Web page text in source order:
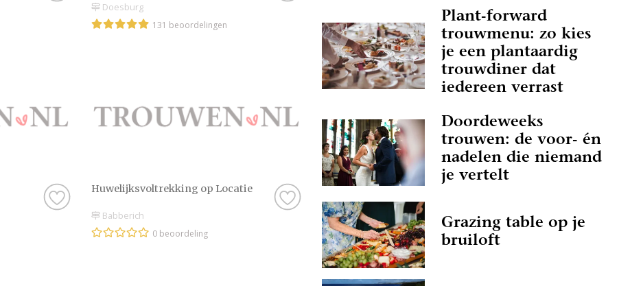
Doesburg
131 beoordelingen
Huwelijksvoltrekking op Locatie
Babberich
0 beoordeling
Plant-forward
trouwmenu: zo kies
je een plantaardig
trouwdiner dat
iedereen verrast
Doordeweeks
trouwen: de voor- én
nadelen die niemand
je vertelt
Grazing table op je
bruiloft